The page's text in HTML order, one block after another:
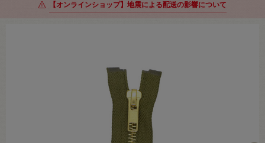
【オンラインショップ】地震による配送の影響について